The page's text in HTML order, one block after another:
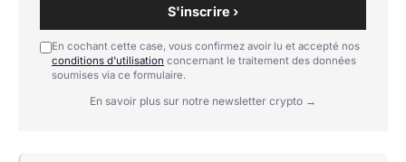
S'inscrire ›
En cochant cette case, vous confirmez avoir lu et accepté nos
conditions d'utilisation concernant le traitement des données
soumises via ce formulaire.
En savoir plus sur notre newsletter crypto →